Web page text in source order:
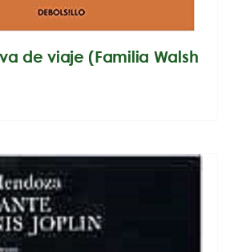
de viaje (Familia Walsh